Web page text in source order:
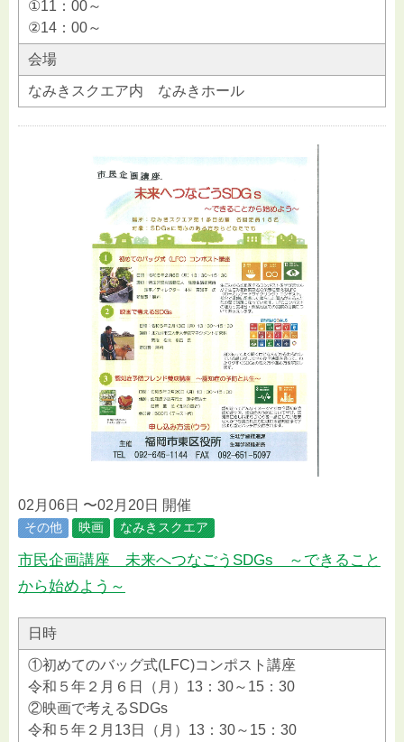
①11：00～
②14：00～
会場
なみきスクエア内 なみきホール
02月06日 〜02月20日 開催
その他 映画 なみきスクエア
市民企画講座 未来へつなごうSDGs ～できること
から始めよう～
日時
①初めてのバッグ式(LFC)コンポスト講座
令和５年２月６日（月）13：30～15：30
②映画で考えるSDGs
令和５年２月13日（月）13：30～15：30